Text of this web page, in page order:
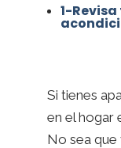
1-
Si tienes
en el hogar
No sea que